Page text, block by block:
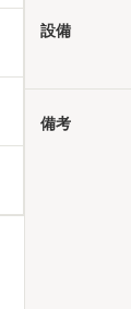
設備
備考